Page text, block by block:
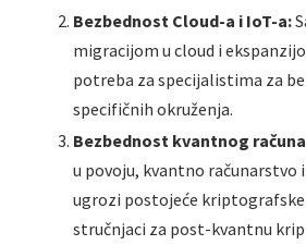
Bezbednost Cloud-a i IoT-a:
migracijom u cloud i
potreba za specijalistima za
specifičnih okruženja.
Bezbednost kvantnog
u povoju, kvantno računarstvo
ugrozi postojeće kriptografske
stručnjaci za post-kvantnu